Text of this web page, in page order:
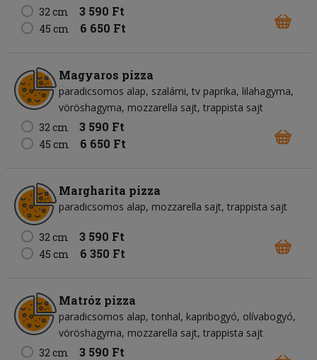
32 cm
3 590 Ft
45 cm 6 650 Ft
Magyaros pizza
paradicsomos alap szalámi tv paprika lilahagyma
vöröshagyma mozzarella sajt trappista sajt
32 cm
3 590 Ft
45 cm 6 650 Ft
Margharita pizza
paradicsomos alap mozzarella sajt trappista sajt
32 cm 3 590 Ft
45 cm 6 350 Ft
Matróz pizza
paradicsomos alap tonhal kapribogyó olívabogyó
vöröshagyma mozzarella sajt trappista sajt
32 cm
3 590 Ft